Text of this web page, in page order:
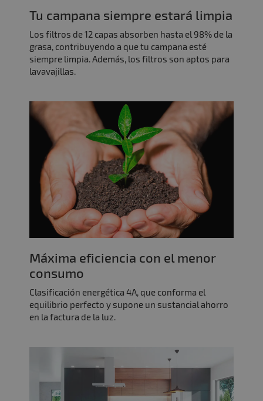
Tu campana siempre estará limpia
Los filtros de 12 capas absorben hasta el 98% de la
grasa, contribuyendo a que tu campana esté
siempre limpia. Además, los filtros son aptos para
lavavajillas.
Máxima eficiencia con el menor
consumo
Clasificación energética 4A, que conforma el
equilibrio perfecto y supone un sustancial ahorro
en la factura de la luz.